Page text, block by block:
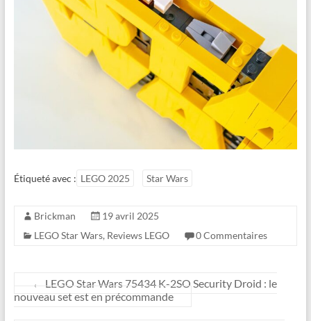
Étiqueté avec : LEGO 2025 Star Wars
Brickman
19 avril 2025
LEGO Star Wars, Reviews LEGO 0 Commentaires
←
LEGO Star Wars 75434 K-2SO Security Droid : le
nouveau set est en précommande